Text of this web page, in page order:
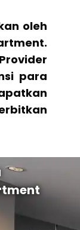
oleh
para